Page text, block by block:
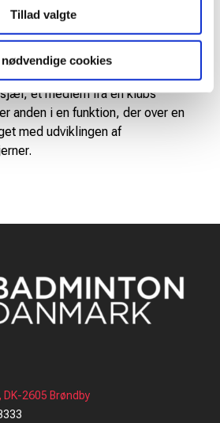
Tillad valgte
cookies
Talentpris uddeles hvert forår
noget helt særligt for
talenter i vores sport. Prisen kan
et medlem fra en klubs
anden i en funktion, der over en
med udviklingen af
DK-2605 Brøndby